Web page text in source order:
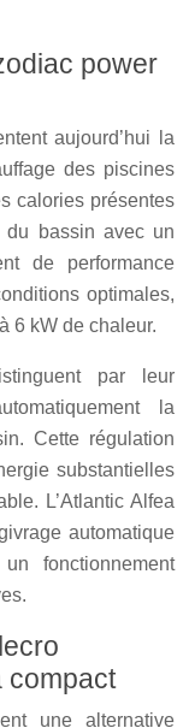
power
aujourd’hui la
des piscines
calories présentes
du bassin avec un
de performance
optimales,
6 kW de chaleur.
par leur
la
Cette régulation
substantielles
L’Atlantic Alfea
automatique
fonctionnement
compact
une alternative